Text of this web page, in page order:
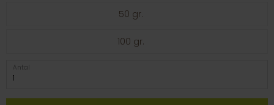
50 gr.
100 gr.
Antal